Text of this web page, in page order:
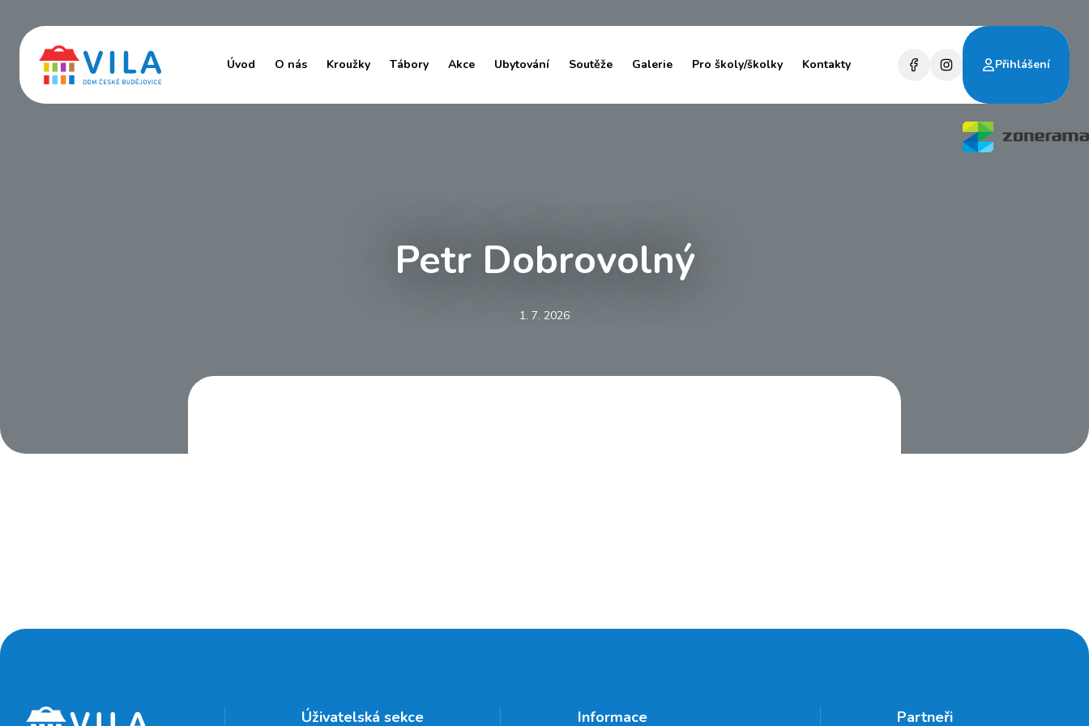
Úvod O nás Kroužky Tábory Akce Ubytování Soutěže Galerie Pro školy/školky Kontakty Přihlášení
Petr Dobrovolný
1. 7. 2026
Úživatelská sekce Informace Partneři